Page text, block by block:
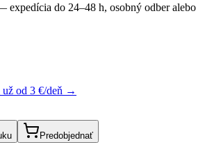
expedícia do 24–48 h, osobný odber alebo
už od 3 €/deň →
Predobjednať